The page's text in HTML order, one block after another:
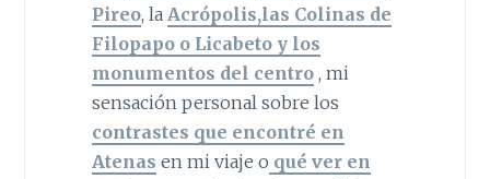
Pireo, la Acrópolis,las Colinas de
Filopapo o Licabeto y los
monumentos del centro, mi
sensación personal sobre los
contrastes que encontré en
Atenas en mi viaje o qué ver en